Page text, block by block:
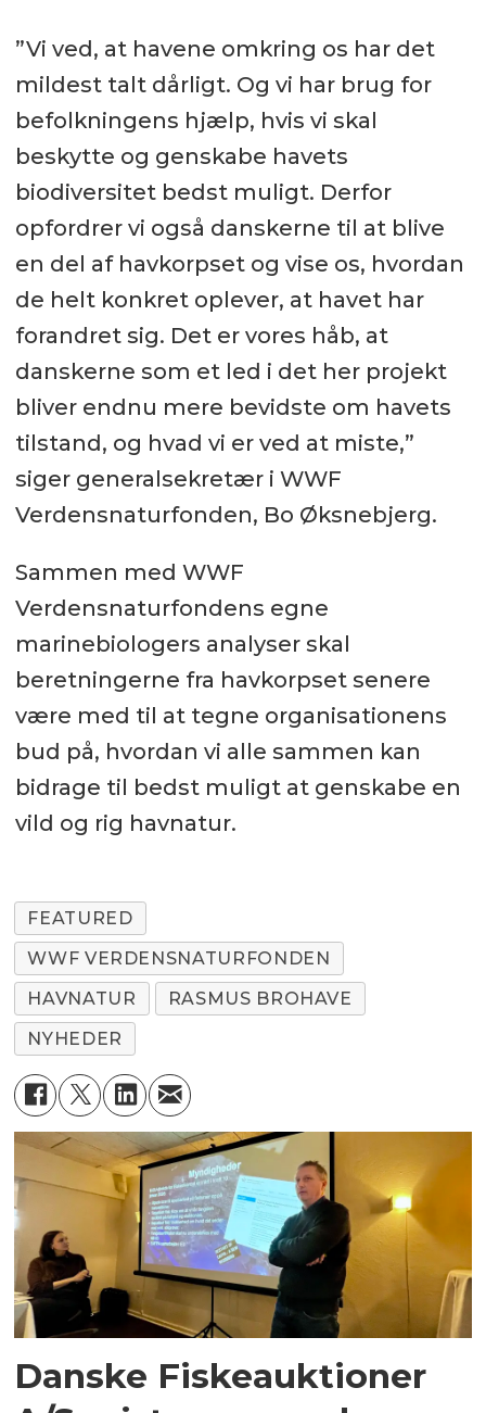
”Vi ved, at havene omkring os har det
mildest talt dårligt. Og vi har brug for
befolkningens hjælp, hvis vi skal
beskytte og genskabe havets
biodiversitet bedst muligt. Derfor
opfordrer vi også danskerne til at blive
en del af havkorpset og vise os, hvordan
de helt konkret oplever, at havet har
forandret sig. Det er vores håb, at
danskerne som et led i det her projekt
bliver endnu mere bevidste om havets
tilstand, og hvad vi er ved at miste,”
siger generalsekretær i WWF
Verdensnaturfonden, Bo Øksnebjerg.
Sammen med WWF
Verdensnaturfondens egne
marinebiologers analyser skal
beretningerne fra havkorpset senere
være med til at tegne organisationens
bud på, hvordan vi alle sammen kan
bidrage til bedst muligt at genskabe en
vild og rig havnatur.
FEATURED
WWF VERDENSNATURFONDEN
HAVNATUR
RASMUS BROHAVE
NYHEDER
Danske Fiskeauktioner